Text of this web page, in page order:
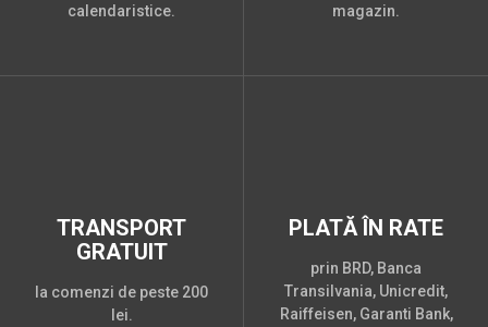
calendaristice.
magazin.
TRANSPORT
GRATUIT
la comenzi de peste 200
lei.
PLATĂ ÎN RATE
prin BRD, Banca
Transilvania, Unicredit,
Raiffeisen, Garanti Bank,